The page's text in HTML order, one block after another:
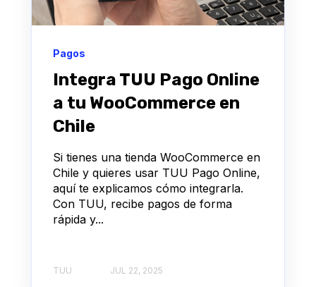
Pagos
Integra TUU Pago Online
a tu WooCommerce en
Chile
Si tienes una tienda WooCommerce en
Chile y quieres usar TUU Pago Online,
aquí te explicamos cómo integrarla.
Con TUU, recibe pagos de forma
rápida y...
TUU JUL 22, 2025